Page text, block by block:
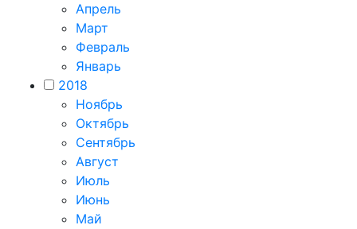
Апрель
Март
Февраль
Январь
2018
Ноябрь
Октябрь
Сентябрь
Август
Июль
Июнь
Май